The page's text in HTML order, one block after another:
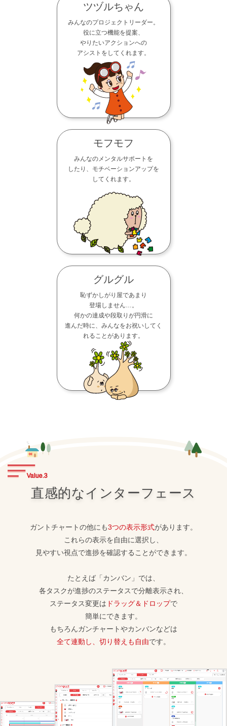
ツヅルちゃん
みんなのプロジェクトリーダー。
役に立つ機能を提案、
やりたいアクションへの
アシストをしてくれます。
モフモフ
みんなのメンタルサポートを
したり、モチベーションアップを
してくれます。
グルグル
恥ずかしがり屋であまり
登場しません…。
何かの達成や段取りが円滑に
進んだ時に、みんなをお祝いしてく
れることがあります。
Value.3
直感的なインターフェース
ガントチャートの他にも3つの表示形式があります。
これらの表示を自由に選択し、
見やすい視点で進捗を確認することができます。
たとえば「カンバン」では、
各タスクが進捗のステータスで分離表示され、
ステータス変更は ドラッグ＆ドロップで
簡単にできます。
もちろんガンチャートやカンバンなどは
全て連動し、切り替えも自由です。